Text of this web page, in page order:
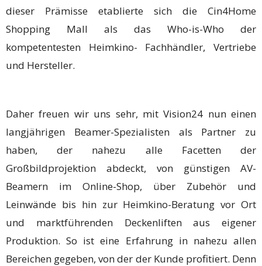
dieser Prämisse etablierte sich die Cin4Home
Shopping Mall als das Who-is-Who der
kompetentesten Heimkino- Fachhändler, Vertriebe
und Hersteller.
Daher freuen wir uns sehr, mit Vision24 nun einen
langjährigen Beamer-Spezialisten als Partner zu
haben, der nahezu alle Facetten der
Großbildprojektion abdeckt, von günstigen AV-
Beamern im Online-Shop, über Zubehör und
Leinwände bis hin zur Heimkino-Beratung vor Ort
und marktführenden Deckenliften aus eigener
Produktion. So ist eine Erfahrung in nahezu allen
Bereichen gegeben, von der der Kunde profitiert. Denn